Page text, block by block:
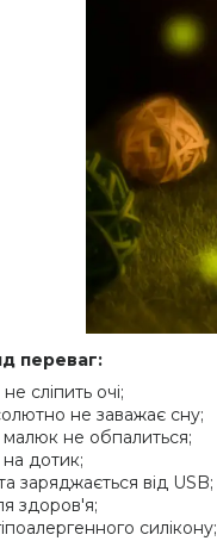
переваг:
сліпить очі;
не заважає сну;
малюк не обпалиться;
дотик;
заряджається від USB;
здоров'я;
силікону;